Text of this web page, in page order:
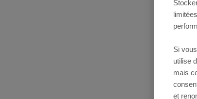
Si
utilise
mais
et